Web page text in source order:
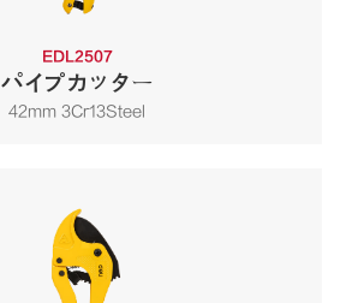
EDL2507
パイプカッター
42mm 3Cr13Steel